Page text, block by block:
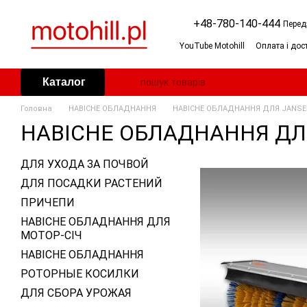
+48-780-140-444
YouTube Motohill Оплата і
Дровокол: горизонтальний чи
Генератор (агрегат) для
Бензиновий снігоприбирач:
Каталог
Головна НАВІСНЕ ОБЛАДНАННЯ НАВІСНЕ ОБЛАДНАННЯ ДЛЯ
НАВІСНЕ ОБЛАДНАННЯ
ДЛЯ УХОДА ЗА ПОЧВОЙ
ДЛЯ ПОСАДКИ РАСТЕНИЙ
ПРИЧЕПИ
НАВІСНЕ ОБЛАДНАННЯ ДЛЯ
МОТОР-СІЧ
НАВІСНЕ ОБЛАДНАННЯ
РОТОРНЫЕ КОСИЛКИ
ДЛЯ СБОРА УРОЖАЯ